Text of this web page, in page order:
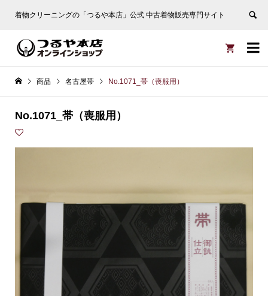
着物クリーニングの「つるや本店」公式 中古着物販売専門サイト


商品 名古屋帯 No.1071_帯（喪服用）
No.1071_帯（喪服用）